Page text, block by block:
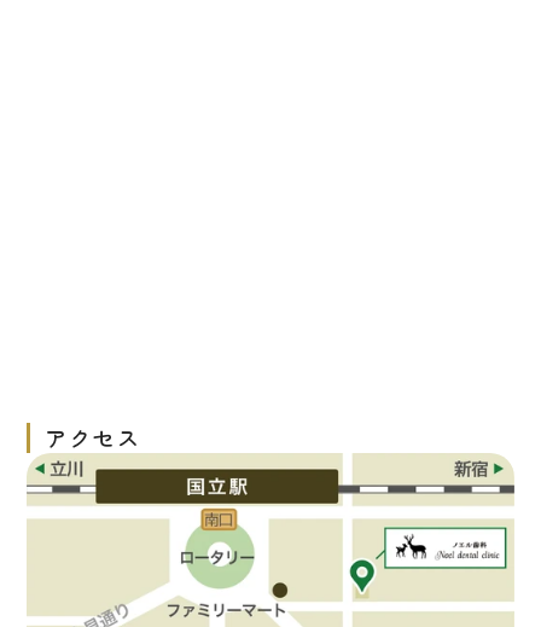
アクセス